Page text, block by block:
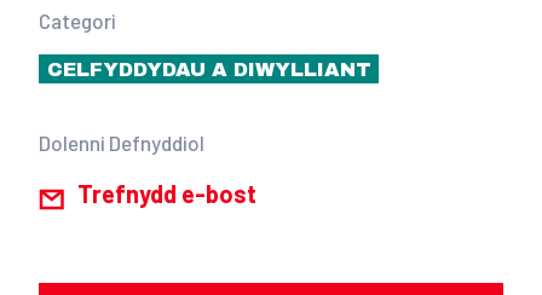
Categori
CELFYDDYDAU A DIWYLLIANT
Dolenni Defnyddiol
Trefnydd e-bost